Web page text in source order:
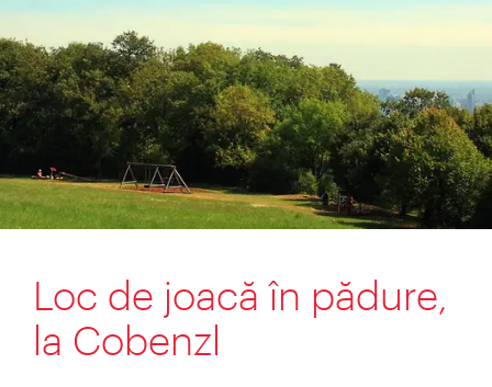
Loc de joacă în pădure,
la Cobenzl